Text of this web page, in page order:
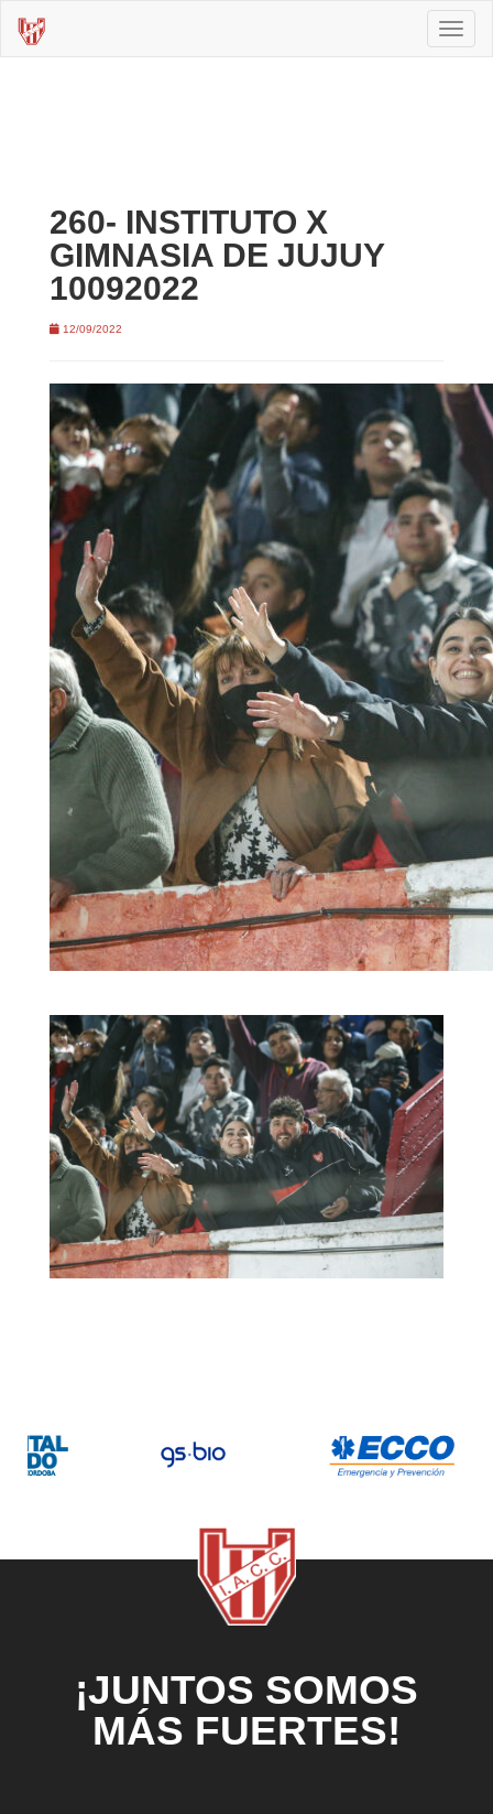
260- INSTITUTO X
GIMNASIA DE JUJUY
10092022
12/09/2022
¡JUNTOS SOMOS
MÁS FUERTES!